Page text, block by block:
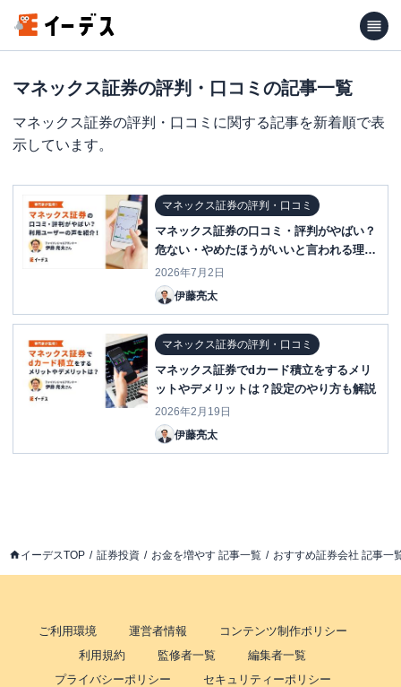
マネックス証券の評判・口コミの記事一覧
マネックス証券の評判・口コミに関する記事を新着順で表
示しています。
マネックス証券の評判・口コミ
マネックス証券の口コミ・評判がやばい？
危ない・やめたほうがいいと言われる理由
を調査！
2026年7月2日
伊藤亮太
マネックス証券の評判・口コミ
マネックス証券でdカード積立をするメリ
ットやデメリットは？設定のやり方も解説
2026年2月19日
伊藤亮太
イーデスTOP 証券投資 お金を増やす 記事一覧 おすすめ証券会社 記事一
ご利用環境 運営者情報
コンテンツ制作ポリシー
利用規約
監修者一覧
編集者一覧
プライバシーポリシー
セキュリティーポリシー